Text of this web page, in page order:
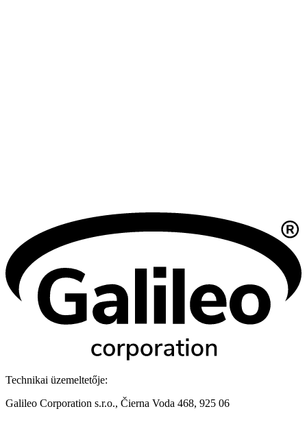
Technikai üzemeltetője:
Galileo Corporation s.r.o., Čierna Voda 468, 925 06